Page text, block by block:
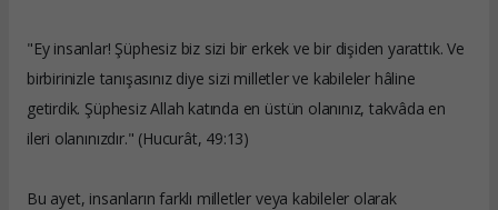
"Ey insanlar! Şüphesiz biz sizi bir erkek ve bir dişiden yarattık. Ve
birbirinizle tanışasınız diye sizi milletler ve kabileler hâline
getirdik. Şüphesiz Allah katında en üstün olanınız, takvâda en
ileri olanınızdır." (Hucurât, 49:13)
Bu ayet, insanların farklı milletler veya kabileler olarak